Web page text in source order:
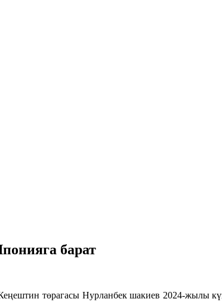
барат
төрагасы Нурланбек шакиев 2024-жылы